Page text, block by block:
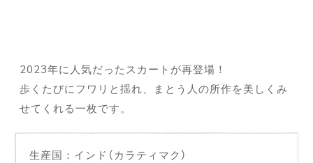
2023年に人気だったスカートが再登場！
歩くたびにフワリと揺れ、まとう人の所作を美しくみ
せてくれる一枚です。
生産国：インド（カラティマク）